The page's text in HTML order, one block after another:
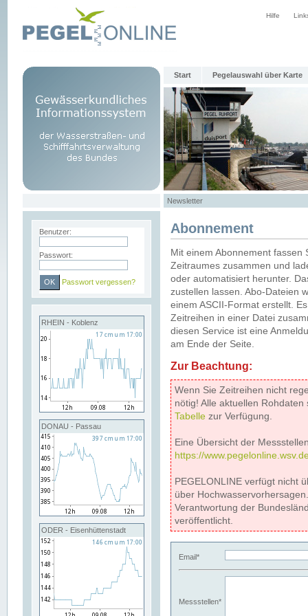
Hilfe
Start Pegelauswahl über Karte
Newsletter
Benutzer:
Passwort:
Passwort vergessen?
RHEIN - Koblenz
DONAU - Passau
ODER - Eisenhüttenstadt
Abonnement
Mit einem Abonnement
Zeitraumes zusammen und
oder automatisiert herunter.
zustellen lassen. Abo-Dateien
einem ASCII-Format erstellt.
Zeitreihen in einer Datei
diesen Service ist eine
am Ende der Seite.
Zur Beachtung:
Wenn Sie Zeitreihen nicht
nötig! Alle aktuellen
Tabelle zur Verfügung.
Eine Übersicht der
https://
PEGELONLINE verfügt nicht
über
Verantwortung der
veröffentlicht.
Email*
Messstellen*